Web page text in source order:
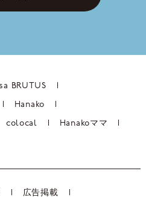
BRUTUS
Hanako
colocal Hanakoママ
広告掲載